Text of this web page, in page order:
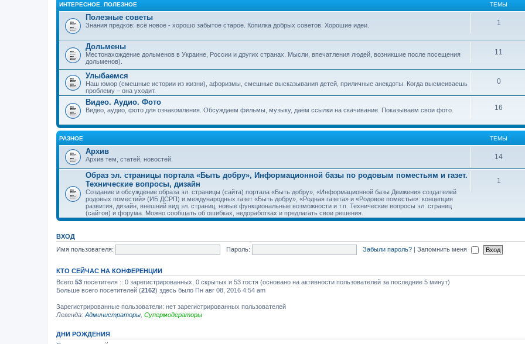
ИНТЕРЕСНОЕ. ПОЛЕЗНОЕ ТЕМЫ
Полезные советы
Знания предков: всё новое - хорошо забытое старое. Копилка добрых советов. Хорошие идеи. 1
Дольмены
Местонахождение дольменов в Украине, России и других странах. Мысли, впечатления людей, возникшие после посещения
дольменов).
11
Улыбаемся
Наш юмор (смешные истории из жизни), афоризмы, смешные высказывания детей, приличные анекдоты. Когда высмеиваешь
проблему – она уходит.
0
Видео. Аудио. Фото
Видео, аудио, фото для ознакомления. Обсуждаем фильмы, музыку, даём ссылки на скачивание. Показываем свои фото. 16
РАЗНОЕ ТЕМЫ
Архив
Архив тем, статей, новостей. 14
Образ эл. страницы портала «Быть добру», Информационной базы по родовым поместьям и газет.
Технические вопросы, дизайн
Создание и обсуждение образа эл. страницы (сайта) портала «Быть добру», «Информационной базы Движения создателей
родовых поместий» (ИБ ДСРП) и международных газет «Быть добру», «Родная газета» и «Родовое поместье»: концепция
развития, дизайн, внешний вид эл. страниц, новые функциональные возможности и т.п. Технические вопросы эл. страниц
(сайтов) и форума. Можно сообщать об ошибках, недоработках и предлагать свои решения.
1
ВХОД
Имя пользователя:
Пароль: Забыли пароль? | Запомнить меня
КТО СЕЙЧАС НА КОНФЕРЕНЦИИ
Всего 53 посетителя :: 0 зарегистрированных, 0 скрытых и 53 гостя (основано на активности пользователей за последние 5 минут)
Больше всего посетителей (2162) здесь было Пн авг 08, 2016 4:54 am
Зарегистрированные пользователи: нет зарегистрированных пользователей
Легенда: Администраторы Супермодераторы
ДНИ РОЖДЕНИЯ